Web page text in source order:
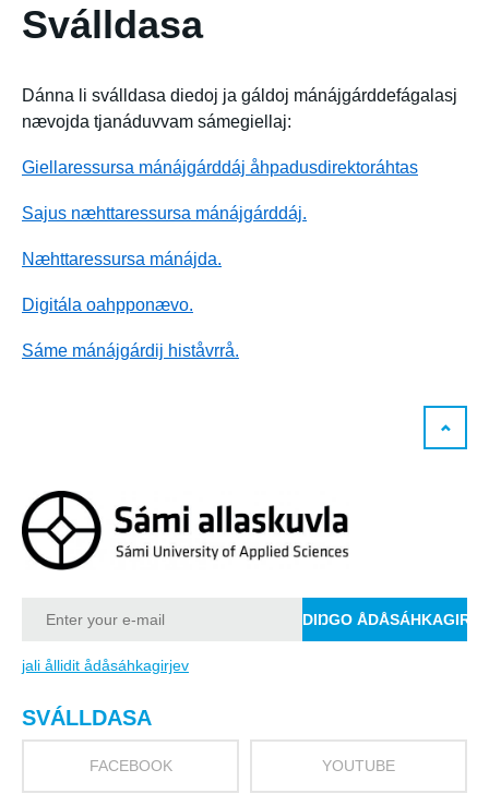
Sválldasa
Dánna li sválldasa diedoj ja gáldoj mánájgárddefágalasj
nævojda tjanáduvvam sámegiellaj:
Giellaressursa mánájgárddáj åhpadusdirektoráhtas
Sajus næhttaressursa mánájgárddáj.
Næhttaressursa mánájda.
Digitála oahpponævo.
Sáme mánájgárdij histåvrrå.
jali ållidit ådåsáhkagirjev
SVÁLLDASA
FACEBOOK YOUTUBE